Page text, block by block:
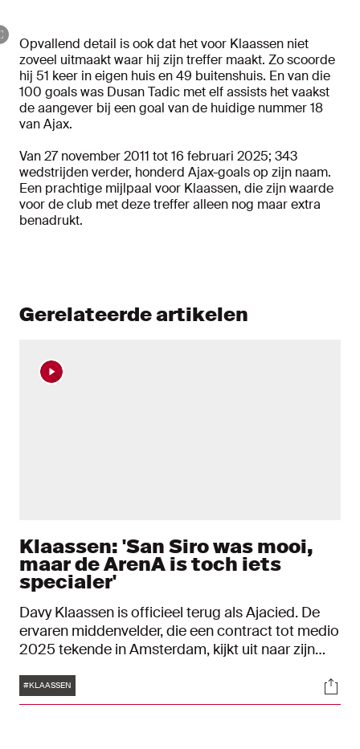
Opvallend detail is ook dat het voor Klaassen niet
zoveel uitmaakt waar hij zijn treffer maakt. Zo scoorde
hij 51 keer in eigen huis en 49 buitenshuis. En van die
100 goals was Dusan Tadic met elf assists het vaakst
de aangever bij een goal van de huidige nummer 18
van Ajax.
Van 27 november 2011 tot 16 februari 2025; 343
wedstrijden verder, honderd Ajax-goals op zijn naam.
Een prachtige mijlpaal voor Klaassen, die zijn waarde
voor de club met deze treffer alleen nog maar extra
benadrukt.
Gerelateerde artikelen
Klaassen: 'San Siro was mooi,
maar de ArenA is toch iets
specialer'
Davy Klaassen is officieel terug als Ajacied. De
ervaren middenvelder, die een contract tot medio
2025 tekende in Amsterdam, kijkt uit naar zijn
ik niet ben gehaald door iemand die me al kende,
maar door wat ik afgelopen week heb laten zien."
Tags
#KLAASSEN